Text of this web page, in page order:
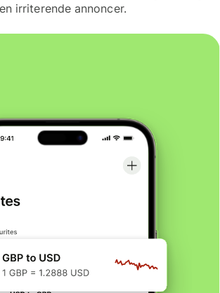
irriterende annoncer.